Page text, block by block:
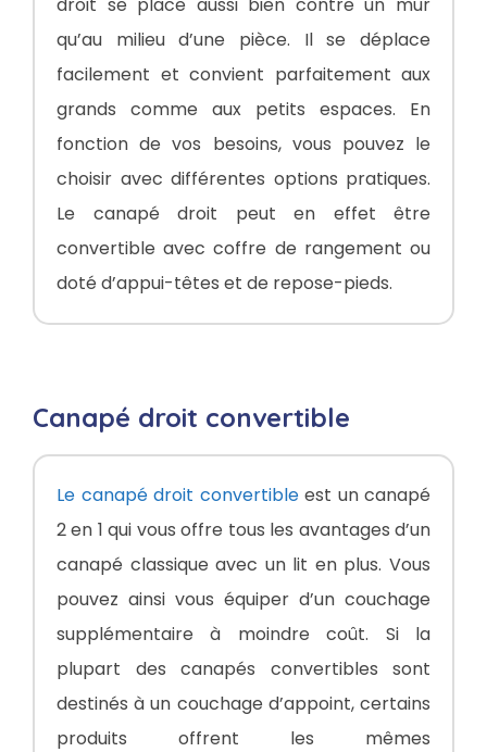
qu’au milieu d’une pièce. Il se déplace
facilement et convient parfaitement aux
grands comme aux petits espaces. En
fonction de vos besoins, vous pouvez le
choisir avec différentes options pratiques.
Le canapé droit peut en effet être
convertible avec coffre de rangement ou
doté d’appui-têtes et de repose-pieds.
Canapé droit convertible
Le canapé droit convertibleest un canapé
2 en 1 qui vous offre tous les avantages d’un
canapé classique avec un lit en plus. Vous
pouvez ainsi vous équiper d’un couchage
supplémentaire à moindre coût. Si la
plupart des canapés convertibles sont
destinés à un couchage d’appoint, certains
produits offrent les mêmes